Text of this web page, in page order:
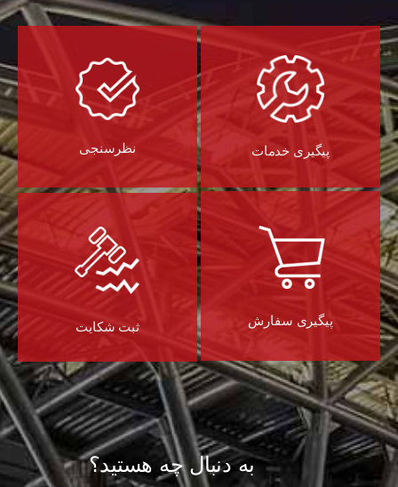
پیگیری خدمات نظرسنجی
پیگیری سفارش ثبت شکایت
به دنبال چه هستید؟